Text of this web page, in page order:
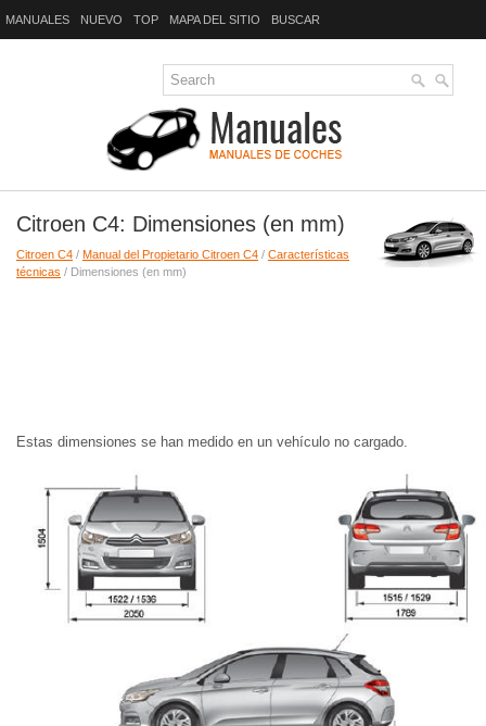
MANUALES NUEVO TOP MAPA DEL SITIO BUSCAR
Citroen C4: Dimensiones (en mm)
Citroen C4 / Manual del Propietario Citroen C4 / Características
técnicas / Dimensiones (en mm)
Estas dimensiones se han medido en un vehículo no cargado.